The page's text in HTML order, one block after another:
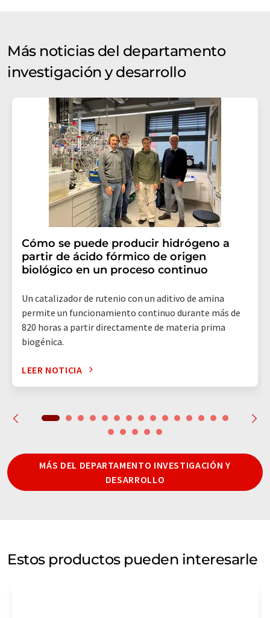
Más noticias del departamento
investigación y desarrollo
Cómo se puede producir hidrógeno a
partir de ácido fórmico de origen
biológico en un proceso continuo
Un catalizador de rutenio con un aditivo de amina
permite un funcionamiento continuo durante más de
820 horas a partir directamente de materia prima
biogénica.
LEER NOTICIA
MÁS DEL DEPARTAMENTO INVESTIGACIÓN Y
DESARROLLO
Estos productos pueden interesarle